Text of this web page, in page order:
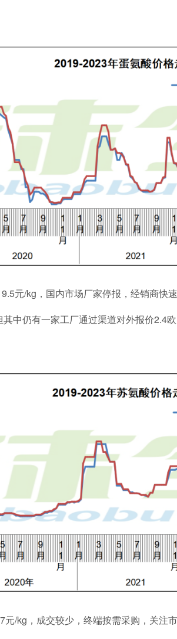
元/kg，国内市场厂家停报，经销商快
中仍有一家工厂通过渠道对外报价2.4欧
/kg，成交较少，终端按需采购，关注